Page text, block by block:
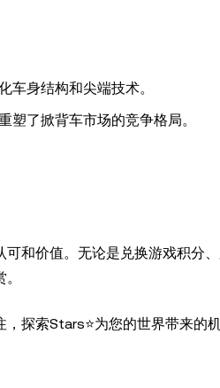
车身结构和尖端技术。
塑了掀背车市场的竞争格局。
和价值。无论是兑换游戏积分
探索Stars⭐为您的世界带来的机